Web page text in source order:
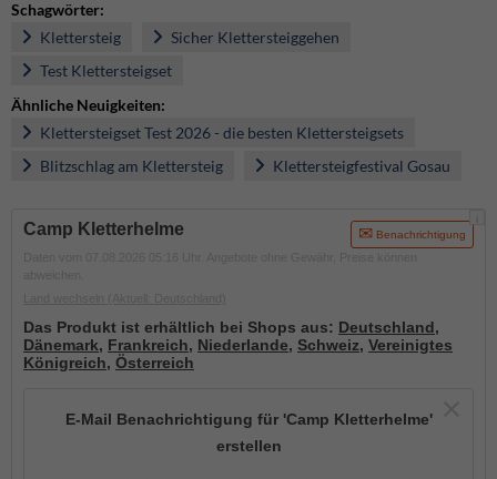
Schagwörter:
Klettersteig
Sicher Klettersteiggehen
Test Klettersteigset
Ähnliche Neuigkeiten:
Klettersteigset Test 2026 - die besten Klettersteigsets
Blitzschlag am Klettersteig
Klettersteigfestival Gosau
Camp Kletterhelme Benachrichtigung
Das Produkt ist erhältlich bei Shops aus: Deutschland,
Dänemark, Frankreich, Niederlande, Schweiz, Vereinigtes
Königreich, Österreich
E-Mail Benachrichtigung für 'Camp Kletterhelme'
erstellen